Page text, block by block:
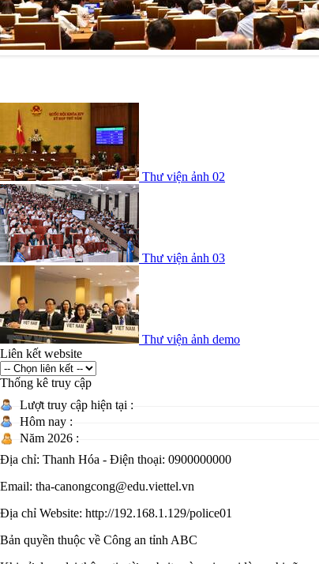
Thư viện ảnh 02
Thư viện ảnh 03
Thư viện ảnh demo
Liên kết website
Thống kê truy cập
Lượt truy cập hiện tại :
Hôm nay :
Năm 2026 :
Địa chỉ: Thanh Hóa - Điện thoại: 0900000000
Email: tha-canongcong@edu.viettel.vn
Địa chỉ Website: http://192.168.1.129/police01
Bản quyền thuộc về Công an tỉnh ABC